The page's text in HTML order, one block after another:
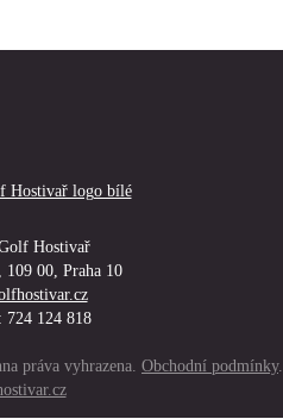
Hostivař
00, Praha 10
724 124 818
práva vyhrazena. Obchodní podmínky.